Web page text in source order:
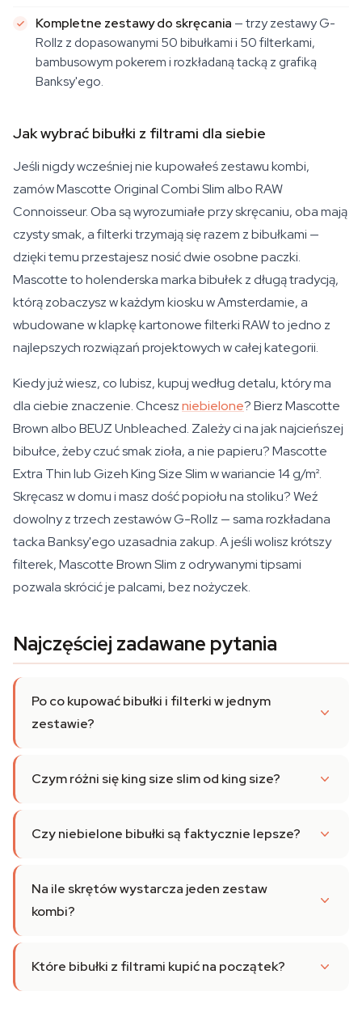
Kompletne zestawy do skręcania — trzy zestawy G-
Rollz z dopasowanymi 50 bibułkami i 50 filterkami,
bambusowym pokerem i rozkładaną tacką z grafiką
Banksy'ego.
Jak wybrać bibułki z filtrami dla siebie
Jeśli nigdy wcześniej nie kupowałeś zestawu kombi,
zamów Mascotte Original Combi Slim albo RAW
Connoisseur. Oba są wyrozumiałe przy skręcaniu, oba mają
czysty smak, a filterki trzymają się razem z bibułkami —
dzięki temu przestajesz nosić dwie osobne paczki.
Mascotte to holenderska marka bibułek z długą tradycją,
którą zobaczysz w każdym kiosku w Amsterdamie, a
wbudowane w klapkę kartonowe filterki RAW to jedno z
najlepszych rozwiązań projektowych w całej kategorii.
Kiedy już wiesz, co lubisz, kupuj według detalu, który ma
dla ciebie znaczenie. Chceszniebielone? Bierz Mascotte
Brown albo BEUZ Unbleached. Zależy ci na jak najcieńszej
bibułce, żeby czuć smak zioła, a nie papieru? Mascotte
Extra Thin lub Gizeh King Size Slim w wariancie 14 g/m².
Skręcasz w domu i masz dość popiołu na stoliku? Weź
dowolny z trzech zestawów G-Rollz — sama rozkładana
tacka Banksy'ego uzasadnia zakup. A jeśli wolisz krótszy
filterek, Mascotte Brown Slim z odrywanymi tipsami
pozwala skrócić je palcami, bez nożyczek.
Najczęściej zadawane pytania
Po co kupować bibułki i filterki w jednym
zestawie?
Czym różni się king size slim od king size?
Czy niebielone bibułki są faktycznie lepsze?
Na ile skrętów wystarcza jeden zestaw
kombi?
Które bibułki z filtrami kupić na początek?